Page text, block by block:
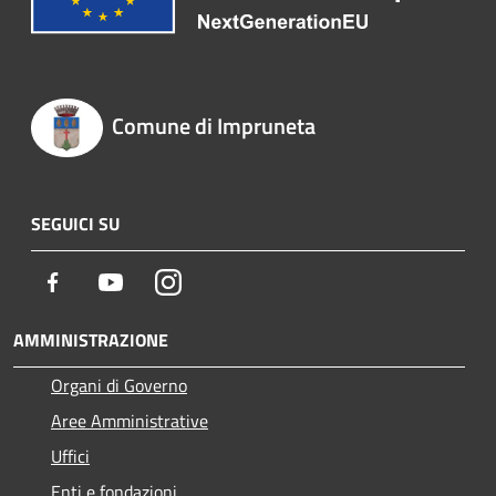
Comune di Impruneta
SEGUICI SU
Facebook YoutubeInstagram
AMMINISTRAZIONE
Organi di Governo
Aree Amministrative
Uffici